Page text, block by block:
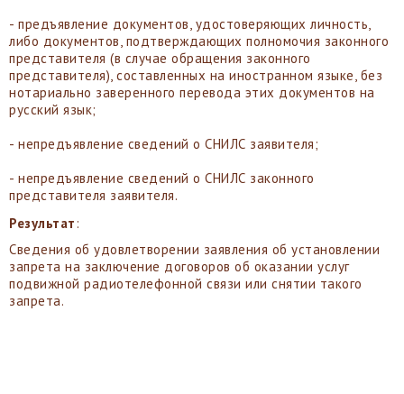
- предъявление документов, удостоверяющих личность,
либо документов, подтверждающих полномочия законного
представителя (в случае обращения законного
представителя), составленных на иностранном языке, без
нотариально заверенного перевода этих документов на
русский язык;
- непредъявление сведений о СНИЛС заявителя;
- непредъявление сведений о СНИЛС законного
представителя заявителя.
Результат:
Сведения об удовлетворении заявления об установлении
запрета на заключение договоров об оказании услуг
подвижной радиотелефонной связи или снятии такого
запрета.